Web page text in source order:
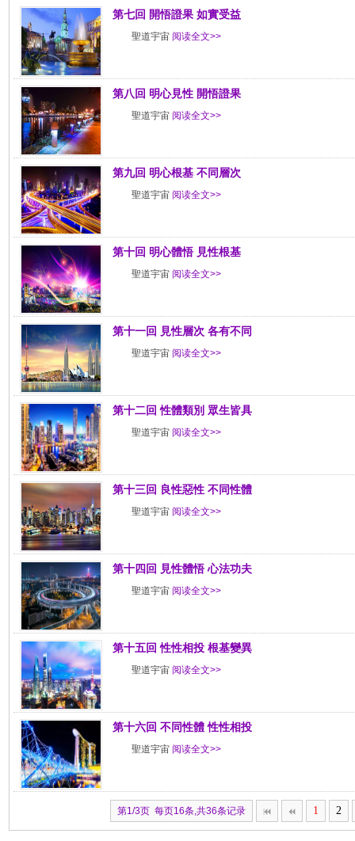
第七回 開悟證果 如實受益
聖道宇宙 阅读全文>>
第八回 明心見性 開悟證果
聖道宇宙 阅读全文>>
第九回 明心根基 不同層次
聖道宇宙 阅读全文>>
第十回 明心體悟 見性根基
聖道宇宙 阅读全文>>
第十一回 見性層次 各有不同
聖道宇宙 阅读全文>>
第十二回 性體類別 眾生皆具
聖道宇宙 阅读全文>>
第十三回 良性惡性 不同性體
聖道宇宙 阅读全文>>
第十四回 見性體悟 心法功夫
聖道宇宙 阅读全文>>
第十五回 性性相投 根基變異
聖道宇宙 阅读全文>>
第十六回 不同性體 性性相投
聖道宇宙 阅读全文>>
第1/3页 每页16条,共36条记录 1 2